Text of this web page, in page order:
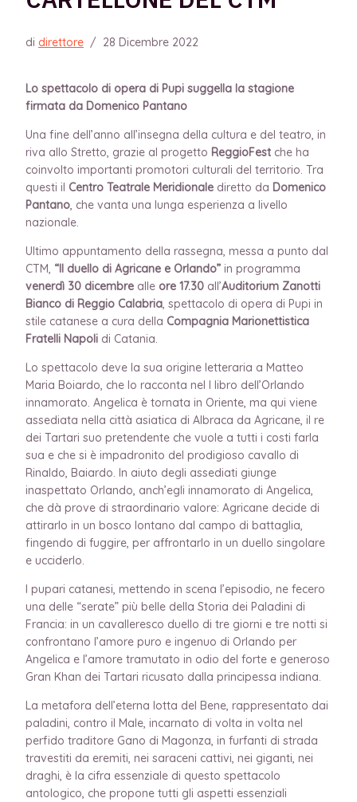
di direttore / 28 Dicembre 2022
Lo spettacolo di opera di Pupi suggella la stagione
firmata da Domenico Pantano
Una fine dell’anno all’insegna della cultura e del teatro, in
riva allo Stretto, grazie al progetto ReggioFest che ha
coinvolto importanti promotori culturali del territorio. Tra
questi il Centro Teatrale Meridionale diretto da Domenico
Pantano, che vanta una lunga esperienza a livello
nazionale.
Ultimo appuntamento della rassegna, messa a punto dal
CTM, “Il duello di Agricane e Orlando” in programma
venerdì 30 dicembre alle ore 17.30 all’Auditorium Zanotti
Bianco di Reggio Calabria, spettacolo di opera di Pupi in
stile catanese a cura della Compagnia Marionettistica
Fratelli Napoli di Catania.
Lo spettacolo deve la sua origine letteraria a Matteo
Maria Boiardo, che lo racconta nel I libro dell’Orlando
innamorato. Angelica è tornata in Oriente, ma qui viene
assediata nella città asiatica di Albraca da Agricane, il re
dei Tartari suo pretendente che vuole a tutti i costi farla
sua e che si è impadronito del prodigioso cavallo di
Rinaldo, Baiardo. In aiuto degli assediati giunge
inaspettato Orlando, anch’egli innamorato di Angelica,
che dà prove di straordinario valore: Agricane decide di
attirarlo in un bosco lontano dal campo di battaglia,
fingendo di fuggire, per affrontarlo in un duello singolare
e ucciderlo.
I pupari catanesi, mettendo in scena l’episodio, ne fecero
una delle “serate” più belle della Storia dei Paladini di
Francia: in un cavalleresco duello di tre giorni e tre notti si
confrontano l’amore puro e ingenuo di Orlando per
Angelica e l’amore tramutato in odio del forte e generoso
Gran Khan dei Tartari ricusato dalla principessa indiana.
La metafora dell’eterna lotta del Bene, rappresentato dai
paladini, contro il Male, incarnato di volta in volta nel
perfido traditore Gano di Magonza, in furfanti di strada
travestiti da eremiti, nei saraceni cattivi, nei giganti, nei
draghi, è la cifra essenziale di questo spettacolo
antologico, che propone tutti gli aspetti essenziali